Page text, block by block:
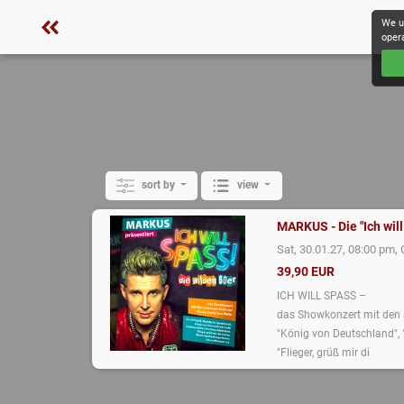
sort by view
MARKUS - Die "Ich
Sat, 30.01.27, 08:00 pm,
39,90 EUR
ICH WILL SPASS –
das Showkonzert mit den
"König von
"Flieger, grüß mir di
We